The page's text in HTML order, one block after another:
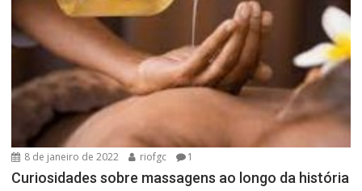
8 de janeiro de 2022 riofgc 1
Curiosidades sobre massagens ao longo da história